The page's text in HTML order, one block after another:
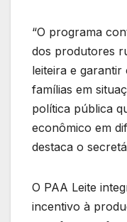
“O programa
dos produtores
leiteira e garantir
famílias em
política pública
econômico em
destaca o
O PAA Leite
incentivo à